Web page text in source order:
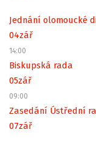
Jednání olomoucké
04zář
14:00
Biskupská rada
05zář
09:00
Zasedání Ústřední
07zář